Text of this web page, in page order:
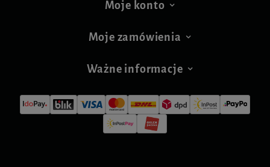
Moje konto
Moje zamówienia
Ważne informacje